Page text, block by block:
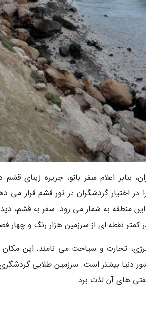
بنابر اعلام سفر باتو، جزیره
در اختیار گردشگران در تور قشم
منطقه به شمار می رود. سفر به قشم،
کمتر نقطه ای از سرزمین هزار رنگ و چهار
آن از 22 کشور دنیا بیشتر است. سرزمین طلایی
های آن لذت برد.